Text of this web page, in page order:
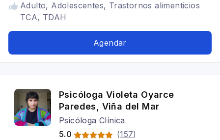
Adulto, Adolescentes, Trastornos alimenticios
TCA, TDAH
Agendar
Psicóloga Violeta Oyarce
Paredes, Viña del Mar
Psicóloga Clínica
5.0
(157)